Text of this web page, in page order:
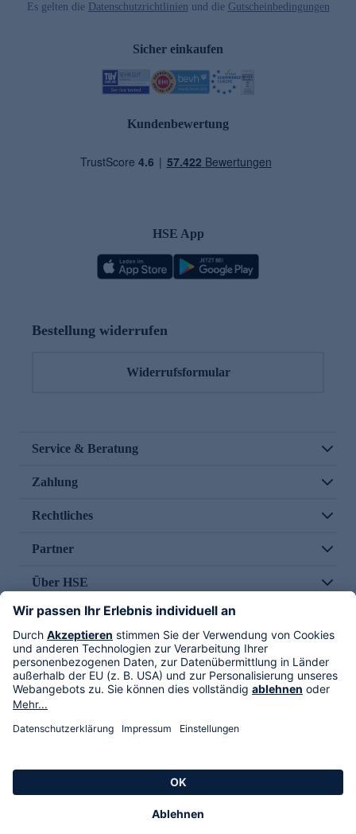
Es gelten die Datenschutzrichtlinien und die Gutscheinbedingungen
Sicher einkaufen
Kundenbewertung
HSE App
Bestellung widerrufen
Widerrufsformular
Service & Beratung
Zahlung
Rechtliches
Partner
Über HSE
Im TV
HSE International